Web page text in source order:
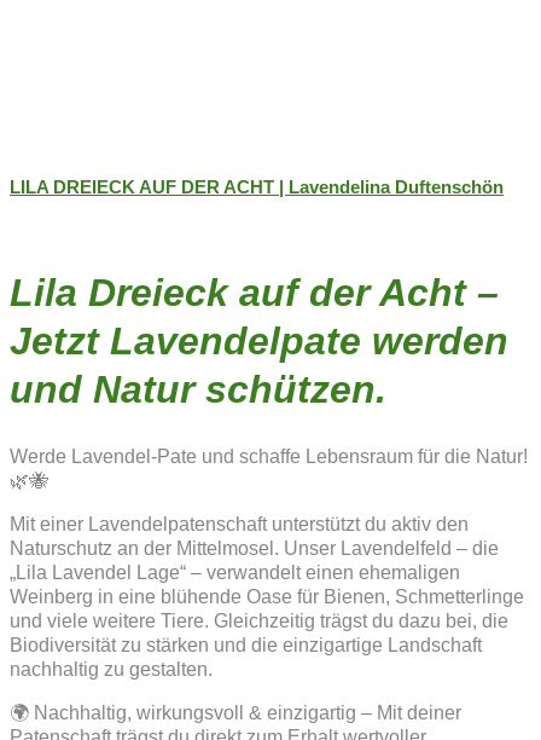
LILA DREIECK AUF DER ACHT | Lavendelina Duftenschön
Lila Dreieck auf der Acht –
Jetzt Lavendelpate werden
und Natur schützen.
Werde Lavendel-Pate und schaffe Lebensraum für die Natur!
🌿🐝
Mit einer Lavendelpatenschaft unterstützt du aktiv den
Naturschutz an der Mittelmosel. Unser Lavendelfeld – die
„Lila Lavendel Lage“ – verwandelt einen ehemaligen
Weinberg in eine blühende Oase für Bienen, Schmetterlinge
und viele weitere Tiere. Gleichzeitig trägst du dazu bei, die
Biodiversität zu stärken und die einzigartige Landschaft
nachhaltig zu gestalten.
🌍 Nachhaltig, wirkungsvoll & einzigartig – Mit deiner